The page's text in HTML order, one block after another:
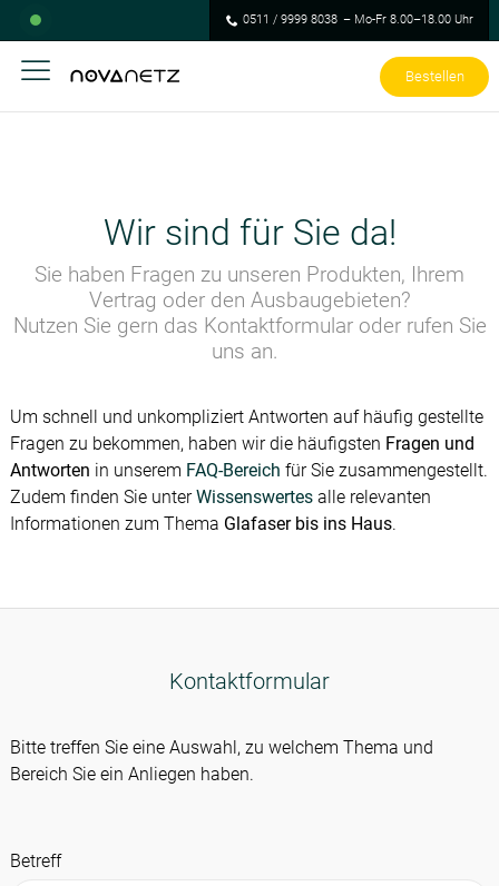
0511 / 9999 8038 – Mo-Fr 8.00–18.00 Uhr
Bestellen
Wir sind für Sie da!
Sie haben Fragen zu unseren Produkten, Ihrem
Vertrag oder den Ausbaugebieten?
Nutzen Sie gern das Kontaktformular oder rufen Sie
uns an.
Um schnell und unkompliziert Antworten auf häufig gestellte
Fragen zu bekommen, haben wir die häufigsten Fragen und
Antworten in unserem FAQ-Bereich für Sie zusammengestellt.
Zudem finden Sie unterWissenswertes alle relevanten
Informationen zum Thema Glafaser bis ins Haus.
Kontaktformular
Bitte treffen Sie eine Auswahl, zu welchem Thema und
Bereich Sie ein Anliegen haben.
Betreff